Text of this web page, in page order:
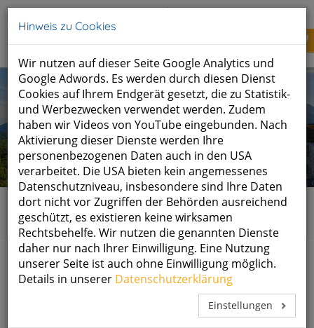
Tel: +49 (0)8651 700 50 info@schlossberghof.de
Home
Gesundheitsreisen
Atemwandern im milden Alpenklima
ATEMWANDERN – IM MILDEN
ALPENKLIMA
Hinweis zu Cookies
Wir nutzen auf dieser Seite Google Analytics und
Google Adwords. Es werden durch diesen Dienst
Cookies auf Ihrem Endgerät gesetzt, die zu Statistik-
und Werbezwecken verwendet werden. Zudem
haben wir Videos von YouTube eingebunden. Nach
Aktivierung dieser Dienste werden Ihre
personenbezogenen Daten auch in den USA
verarbeitet. Die USA bieten kein angemessenes
Datenschutzniveau, insbesondere sind Ihre Daten
dort nicht vor Zugriffen der Behörden ausreichend
geschützt, es existieren keine wirksamen
Rechtsbehelfe. Wir nutzen die genannten Dienste
daher nur nach Ihrer Einwilligung. Eine Nutzung
unserer Seite ist auch ohne Einwilligung möglich.
Details in unserer Datenschutzerklärung
Einstellungen